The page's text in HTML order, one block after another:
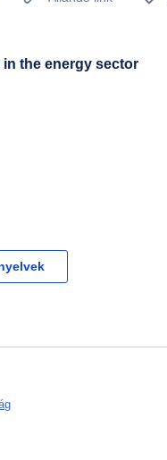
the energy sector